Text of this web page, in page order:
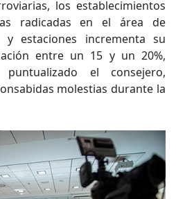
los establecimientos
radicadas en el área de
estaciones incrementa su
entre un 15 y un 20%,
puntualizado el consejero,
molestias durante la